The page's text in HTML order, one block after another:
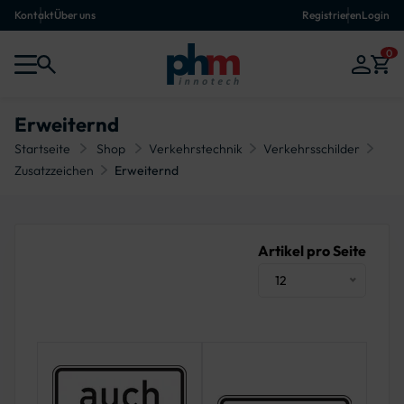
KontaktÜber uns RegistrierenLogin
0
Erweiternd
Startseite Shop Verkehrstechnik
Verkehrsschilder
Zusatzzeichen
Erweiternd
Artikel pro Seite
12